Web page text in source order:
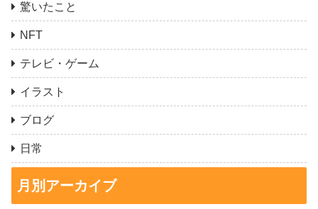
驚いたこと
NFT
テレビ・ゲーム
イラスト
ブログ
日常
月別アーカイブ